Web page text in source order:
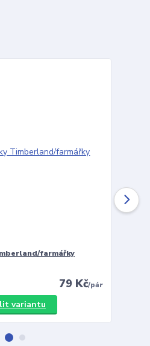
farmářky
79 Kč/pár
variantu